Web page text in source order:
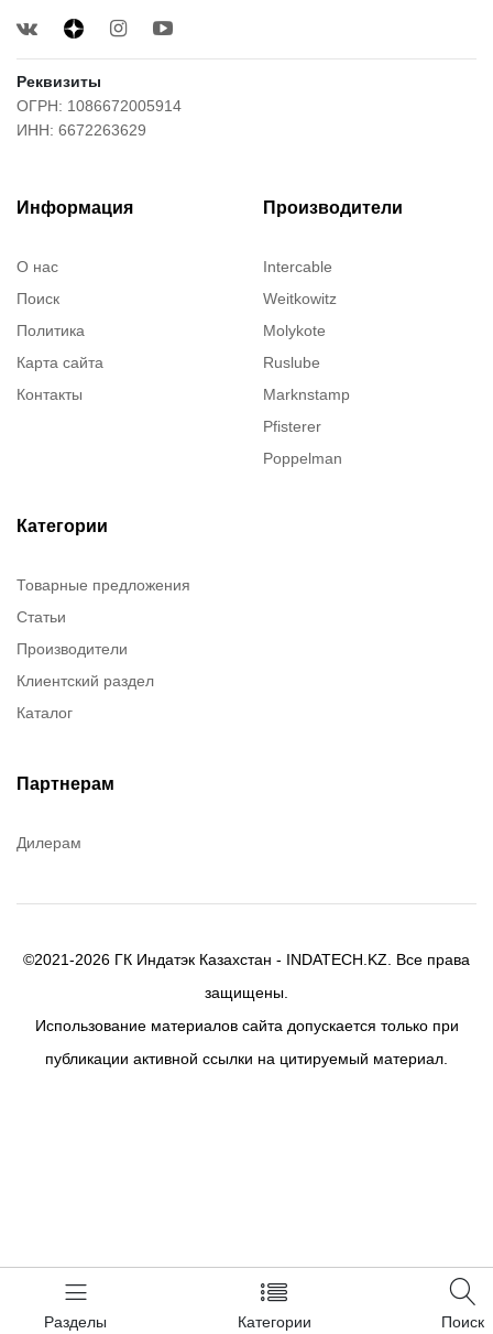
Разделы Категории Поиск
Реквизиты
ОГРН: 1086672005914
ИНН: 6672263629
Информация
О нас
Поиск
Политика
Карта сайта
Контакты
Производители
Intercable
Weitkowitz
Molykote
Ruslube
Marknstamp
Pfisterer
Poppelman
Категории
Товарные предложения
Статьи
Производители
Клиентский раздел
Каталог
Партнерам
Дилерам
©2021-2026 ГК Индатэк Казахстан - INDATECH.KZ. Все права
защищены.
Использование материалов сайта допускается только при
публикации активной ссылки на цитируемый материал.